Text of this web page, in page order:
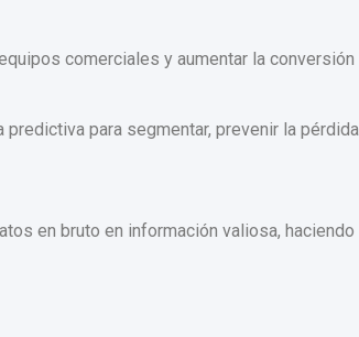
comerciales y aumentar la conversión
para segmentar, prevenir la pérdida
en bruto en información valiosa, haciendo